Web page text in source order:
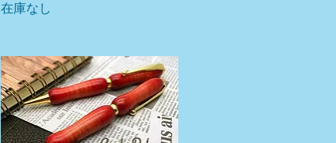
在庫なし